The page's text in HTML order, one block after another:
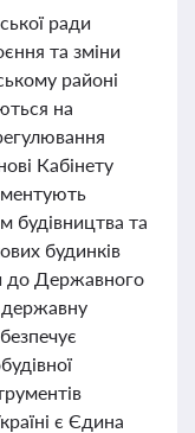
ради
та зміни
районі
на
Кабінету
будівництва та
будинків
до Державного
державну
є Єдина